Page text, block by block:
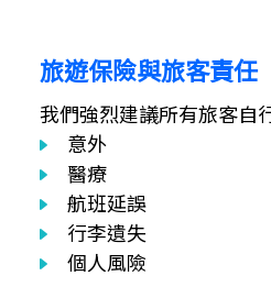
旅遊保險與旅客責任
我們強烈建議所有旅客自
意外
醫療
航班延誤
行李遺失
個人風險